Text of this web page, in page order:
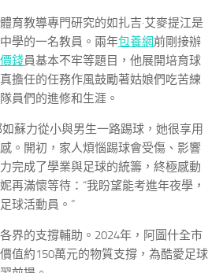
育教導專門研究的如扎吉·艾麥提江是
學的一名教員。兩年包養網前剛接辦
錢員基本不牢等題目，他展開培育球
擔任的任務作風鼓勵著姑娘們吃苦練
員們的進修和生涯。
蘇力從小與男生一路踢球，她很享用
。開初，家人煩惱踢球會受傷、影響
完成了學業與足球的統籌，終極感動
再滿懷等待：“我盼望能考進年夜學，
球活動員。”
界的支撐輔助。2024年，阿圖什全市
值約150萬元的物質支撐，為酷愛足球